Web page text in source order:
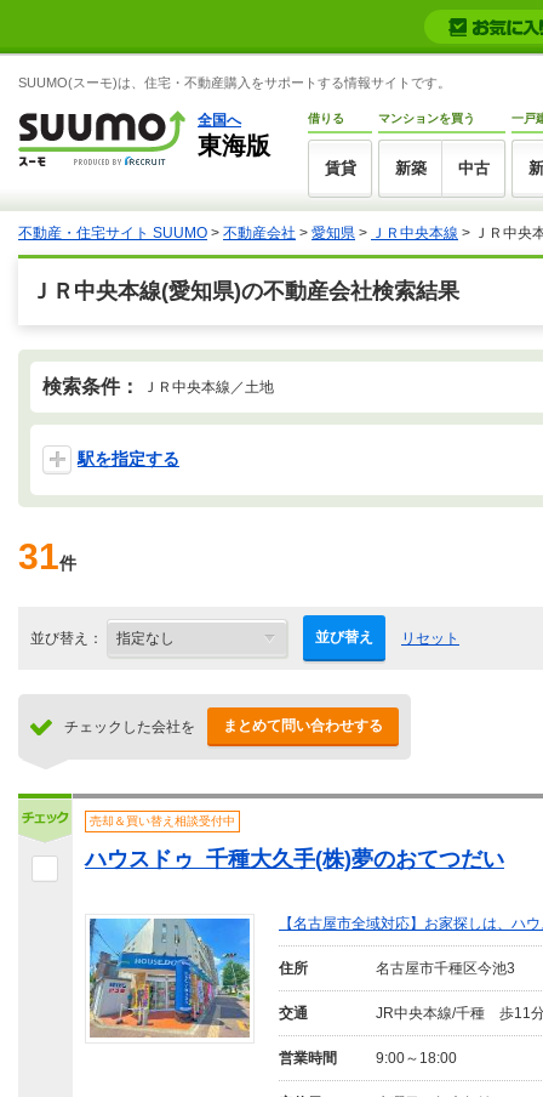
SUUMO(スーモ)は、住宅・不動産購入をサポートする情報サイトです。
全国へ
東海版
借りる
賃貸
マンションを買う
新築 中古
一戸
不動産・住宅サイト SUUMO > 不動産会社 > 愛知県 > ＪＲ中央本線 > ＪＲ中央
ＪＲ中央本線(愛知県)の不動産会社検索結果
検索条件： ＪＲ中央本線／土地
駅を指定する
31件
並び替え： 並び替え リセット
チェックした会社を まとめて問い合わせする
売却＆買い替え相談受付中
ハウスドゥ 千種大久手(株)夢のおてつだい
【名古屋市全域対応】お家探しは、ハ
住所 名古屋市千種区今池3
交通 JR中央本線/千種 歩11
営業時間 9:00～18:00